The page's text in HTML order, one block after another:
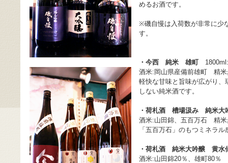
めるお酒です。
※磯自慢は入荷数が非常に少
す。
・今西 純米 雄町
酒米:岡山県産備前雄町 精米
軽快な甘味と旨味が広がり
しない純米酒です。
・荷札酒 槽場汲み 純米大
酒米:山田錦、五百万石 精米
「五百万石」のもつミネラ
・荷札酒 純米大吟醸 黄水
酒米:山田錦20％、雄町80％